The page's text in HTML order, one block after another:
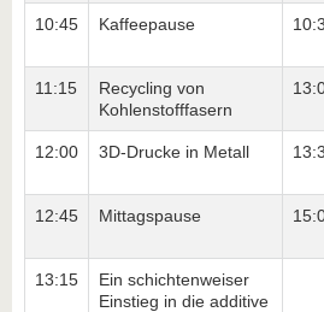
10:45 Kaffeepause
11:15
Recycling von
Kohlenstofffasern
12:00 3D-Drucke in Metall
12:45 Mittagspause
13:15
Ein schichtenweiser
Einstieg in die additive